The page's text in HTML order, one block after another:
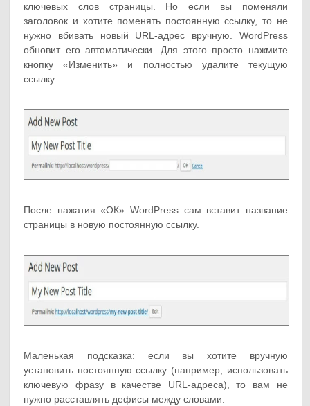
ключевых слов страницы. Но если вы поменяли
заголовок и хотите поменять постоянную ссылку, то не
нужно вбивать новый URL-адрес вручную. WordPress
обновит его автоматически. Для этого просто нажмите
кнопку «Изменить» и полностью удалите текущую
ссылку.
После нажатия «ОК» WordPress сам вставит название
страницы в новую постоянную ссылку.
Маленькая подсказка: если вы хотите вручную
установить постоянную ссылку (например, использовать
ключевую фразу в качестве URL-адреса), то вам не
нужно расставлять дефисы между словами.